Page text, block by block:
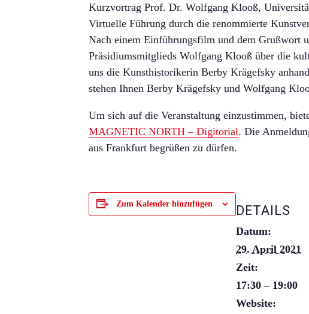
Kurzvortrag Prof. Dr. Wolfgang Klooß,
Virtuelle Führung durch die renommierte
Nach einem Einführungsfilm und dem Grußwort
Präsidiumsmitglieds Wolfgang Klooß über die
uns die Kunsthistorikerin Berby Krägefsky
stehen Ihnen Berby Krägefsky und Wolfgang
Um sich auf die Veranstaltung einzustimmen,
MAGNETIC NORTH – Digitorial. Die
aus Frankfurt begrüßen zu dürfen.
Zum Kalender hinzufügen DETAILS
Datum:
29. April 2021
Zeit:
17:30 – 19:00
Website: